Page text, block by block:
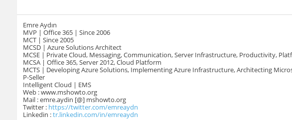
Emre Aydın
MVP | Office 365 | Since 2006
MCT | Since 2005
MCSD | Azure Solutions Architect
MCSE | Private Cloud, Messaging, Communication, Server Infrastructure, Productivity,
MCSA | Office 365, Server 2012, Cloud Platform
MCTS | Developing Azure Solutions, Implementing Azure Infrastructure, Architecting
P-Seller
Intelligent Cloud | EMS
Web : www.mshowto.org
Mail : emre.aydin [@] mshowto.org
Twitter : https://twitter.com/emreaydn
Linkedin :tr.linkedin.com/in/emreaydn